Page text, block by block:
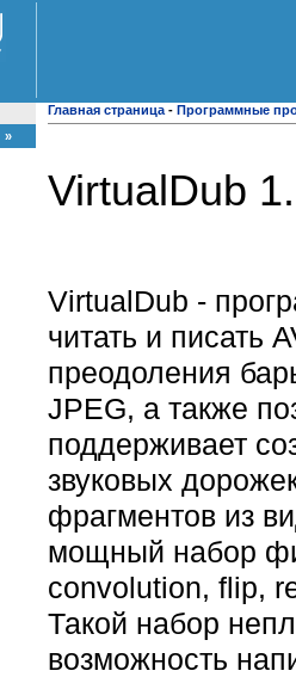
Главная страница - Программные
VirtualDub
VirtualDub -
читать и писать
преодоления
JPEG, а также
поддерживает
звуковых
фрагментов из
мощный набор
convolution, flip,
Такой набор
возможность